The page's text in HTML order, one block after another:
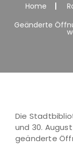
Home
Geänderte
Die
und 30.
geänderte